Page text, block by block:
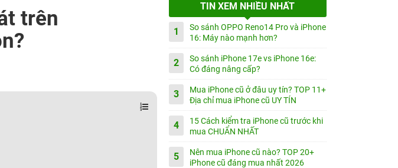
trên
TIN XEM NHIỀU NHẤT
1
So sánh OPPO Reno14 Pro và iPhone
16: Máy nào mạnh hơn?
2
So sánh iPhone 17e vs iPhone 16e:
Có đáng nâng cấp?
3
Mua iPhone cũ ở đâu uy tín? TOP 11+
Địa chỉ mua iPhone cũ UY TÍN
4
15 Cách kiểm tra iPhone cũ trước khi
mua CHUẨN NHẤT
5
Nên mua iPhone cũ nào? TOP 20+
iPhone cũ đáng mua nhất 2026